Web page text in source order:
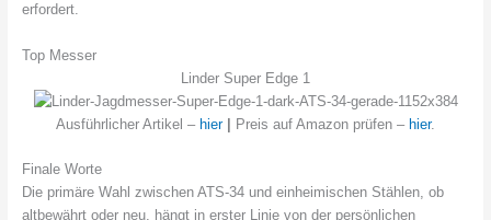
erfordert.
Top Messer
Linder Super Edge 1
Ausführlicher Artikel – hier | Preis auf Amazon prüfen – hier.
Finale Worte
Die primäre Wahl zwischen ATS-34 und einheimischen Stählen, ob
altbewährt oder neu, hängt in erster Linie von der persönlichen